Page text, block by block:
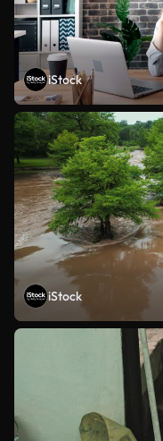
iStock
iStock